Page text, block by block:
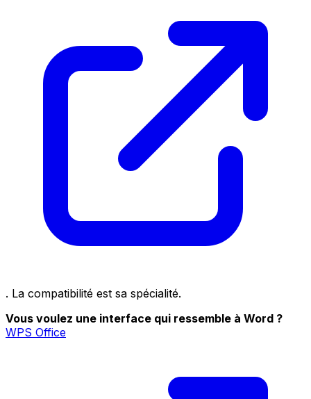
. La compatibilité est sa spécialité.
Vous voulez une interface qui ressemble à Word ?
WPS Office